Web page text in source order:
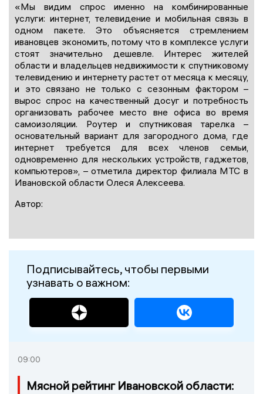
«Мы видим спрос именно на комбинированные
услуги: интернет, телевидение и мобильная связь в
одном пакете. Это объясняется стремлением
ивановцев экономить, потому что в комплексе услуги
стоят значительно дешевле. Интерес жителей
области и владельцев недвижимости к спутниковому
телевидению и интернету растет от месяца к месяцу,
и это связано не только с сезонным фактором –
вырос спрос на качественный досуг и потребность
организовать рабочее место вне офиса во время
самоизоляции. Роутер и спутниковая тарелка –
основательный вариант для загородного дома, где
интернет требуется для всех членов семьи,
одновременно для нескольких устройств, гаджетов,
компьютеров», – отметила директор филиала МТС в
Ивановской области Олеся Алексеева.
Автор:
Подписывайтесь, чтобы первыми
узнавать о важном:
09:00
Мясной рейтинг Ивановской области: